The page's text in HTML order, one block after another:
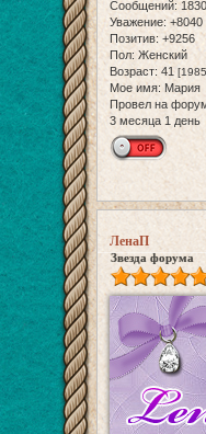
Сообщений:
Уважение: +8040
Позитив: +9256
Пол: Женский
Возраст: 41
Мое имя: Мария
Провел на
3 месяца 1 день
ЛенаП
Звезда форума